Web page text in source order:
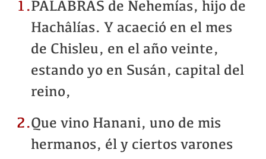
1.PALABRAS de Nehemías, hijo de
Hachâlías. Y acaeció en el mes
de Chisleu, en el año veinte,
estando yo en Susán, capital del
reino,
2.Que vino Hanani, uno de mis
hermanos, él y ciertos varones